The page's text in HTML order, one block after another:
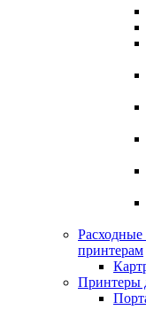
принтерам
Принтеры